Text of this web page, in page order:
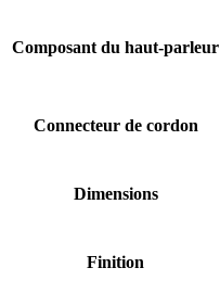
Composant du haut-parleur
Connecteur de cordon
Dimensions
Finition